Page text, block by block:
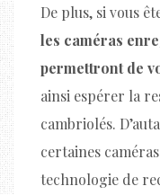
De plus, si vous
les caméras
permettront de
ainsi espérer la
cambriolés.
certaines
technologie de